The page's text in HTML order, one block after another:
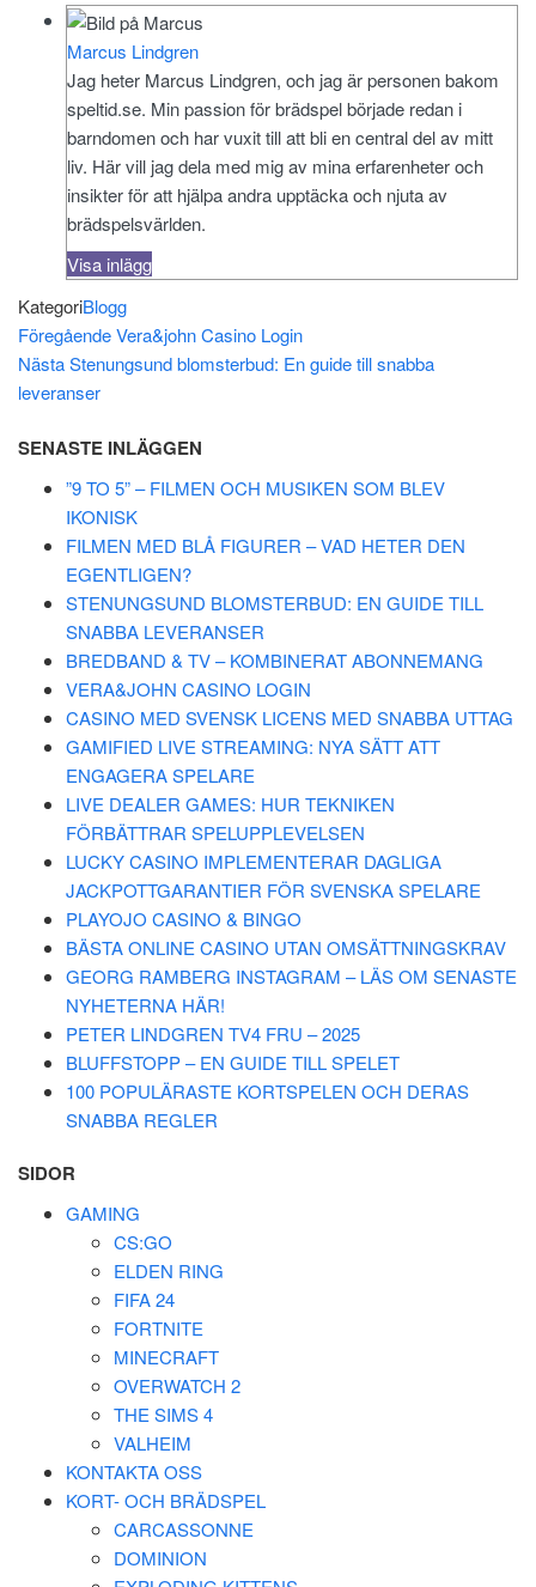
Marcus Lindgren
Jag heter Marcus Lindgren, och jag är personen bakom
speltid.se. Min passion för brädspel började redan i
barndomen och har vuxit till att bli en central del av mitt
liv. Här vill jag dela med mig av mina erfarenheter och
insikter för att hjälpa andra upptäcka och njuta av
brädspelsvärlden.
Visa inlägg
KategoriBlogg
Inläggsnavigering
Föregående
inlägg
FöregåendeVera&john Casino Login
Nästa
inlägg
NästaStenungsund blomsterbud: En guide till snabba
leveranser
SENASTE INLÄGGEN
”9 TO 5” – FILMEN OCH MUSIKEN SOM BLEV
IKONISK
FILMEN MED BLÅ FIGURER – VAD HETER DEN
EGENTLIGEN?
STENUNGSUND BLOMSTERBUD: EN GUIDE TILL
SNABBA LEVERANSER
BREDBAND & TV – KOMBINERAT ABONNEMANG
VERA&JOHN CASINO LOGIN
CASINO MED SVENSK LICENS MED SNABBA UTTAG
GAMIFIED LIVE STREAMING: NYA SÄTT ATT
ENGAGERA SPELARE
LIVE DEALER GAMES: HUR TEKNIKEN
FÖRBÄTTRAR SPELUPPLEVELSEN
LUCKY CASINO IMPLEMENTERAR DAGLIGA
JACKPOTTGARANTIER FÖR SVENSKA SPELARE
PLAYOJO CASINO & BINGO
BÄSTA ONLINE CASINO UTAN OMSÄTTNINGSKRAV
GEORG RAMBERG INSTAGRAM – LÄS OM SENASTE
NYHETERNA HÄR!
PETER LINDGREN TV4 FRU – 2025
BLUFFSTOPP – EN GUIDE TILL SPELET
100 POPULÄRASTE KORTSPELEN OCH DERAS
SNABBA REGLER
SIDOR
GAMING
CS:GO
ELDEN RING
FIFA 24
FORTNITE
MINECRAFT
OVERWATCH 2
THE SIMS 4
VALHEIM
KONTAKTA OSS
KORT- OCH BRÄDSPEL
CARCASSONNE
DOMINION